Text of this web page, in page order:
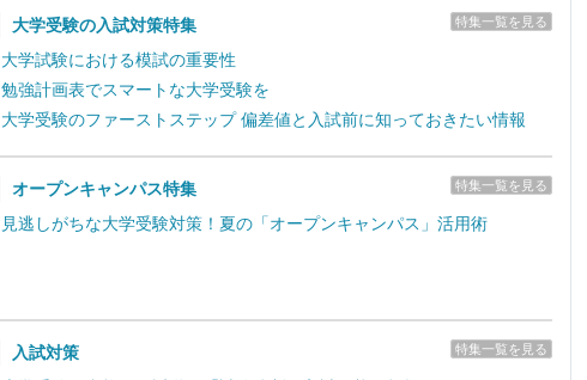
特集一覧を見る
大学受験の入試対策特集
大学試験における模試の重要性
勉強計画表でスマートな大学受験を
大学受験のファーストステップ 偏差値と入試前に知っておきたい情報
特集一覧を見る
オープンキャンパス特集
見逃しがちな大学受験対策！夏の「オープンキャンパス」活用術
特集一覧を見る
入試対策